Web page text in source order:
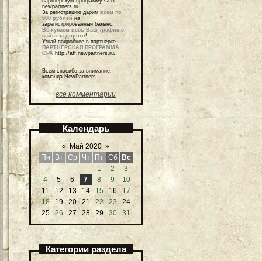
newpartners.ru
За регистрацию дарим всем по
500 рублей на
зарегистрированный баланс.
Выкупаем весь Ваш трафик с
сайта за дорого!
Узнай подробнее в партнерке -
ПАРТНЕРСКАЯ ПРОГРАММА
СРА http://aff.newpartners.ru/
Всем спасибо за внимание,
команда NewPartners
все комментарии
Календарь
« Май 2020 »
Пн
Вт Ср Чт Пт Сб
Вс
1
2
3
4
5 6 7 8 9
10
11
12 13 14 15 16
17
18
19 20 21 22 23
24
25
26 27 28 29 30 31
Категории раздела